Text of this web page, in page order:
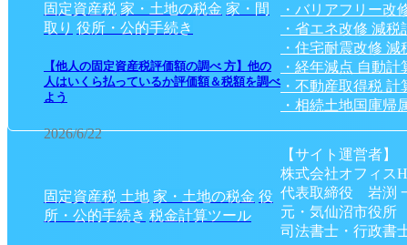
固定資産税 家・土地の税金 家・間
取り 役所・公的手続き
【他人の固定資産税評価額の調べ 方】他の
人はいくら払っているか評価額＆税額を調べ
よう
2026/6/22
固定資産税 土地 家・土地の税金 役
所・公的手続き 税金計算ツール
・バリアフリー改
・省エネ改修 減
・住宅耐震改修
・経年減点 自動計
・不動産取得税 計
・相続土地国庫帰
【サイト運営者】
株式会社オフィス
代表取締役 岩渕
元・気仙沼市役所
司法書士・行政書